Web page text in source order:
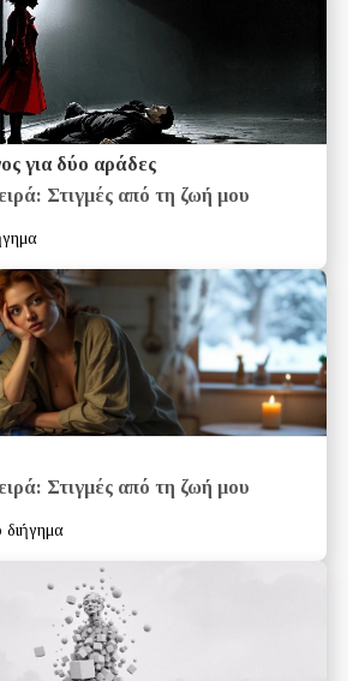
για δύο αράδες
Στιγμές από τη ζωή μου
Στιγμές από τη ζωή μου
διήγημα